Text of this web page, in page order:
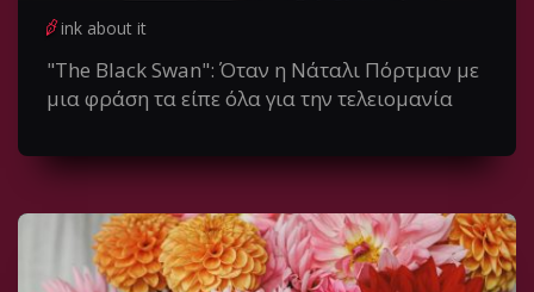
ink about it
"The Black Swan": Όταν η Νάταλι Πόρτμαν με
μια φράση τα είπε όλα για την τελειομανία